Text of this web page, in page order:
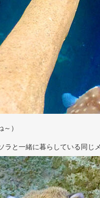
）
ラと一緒に暮らしている同じ